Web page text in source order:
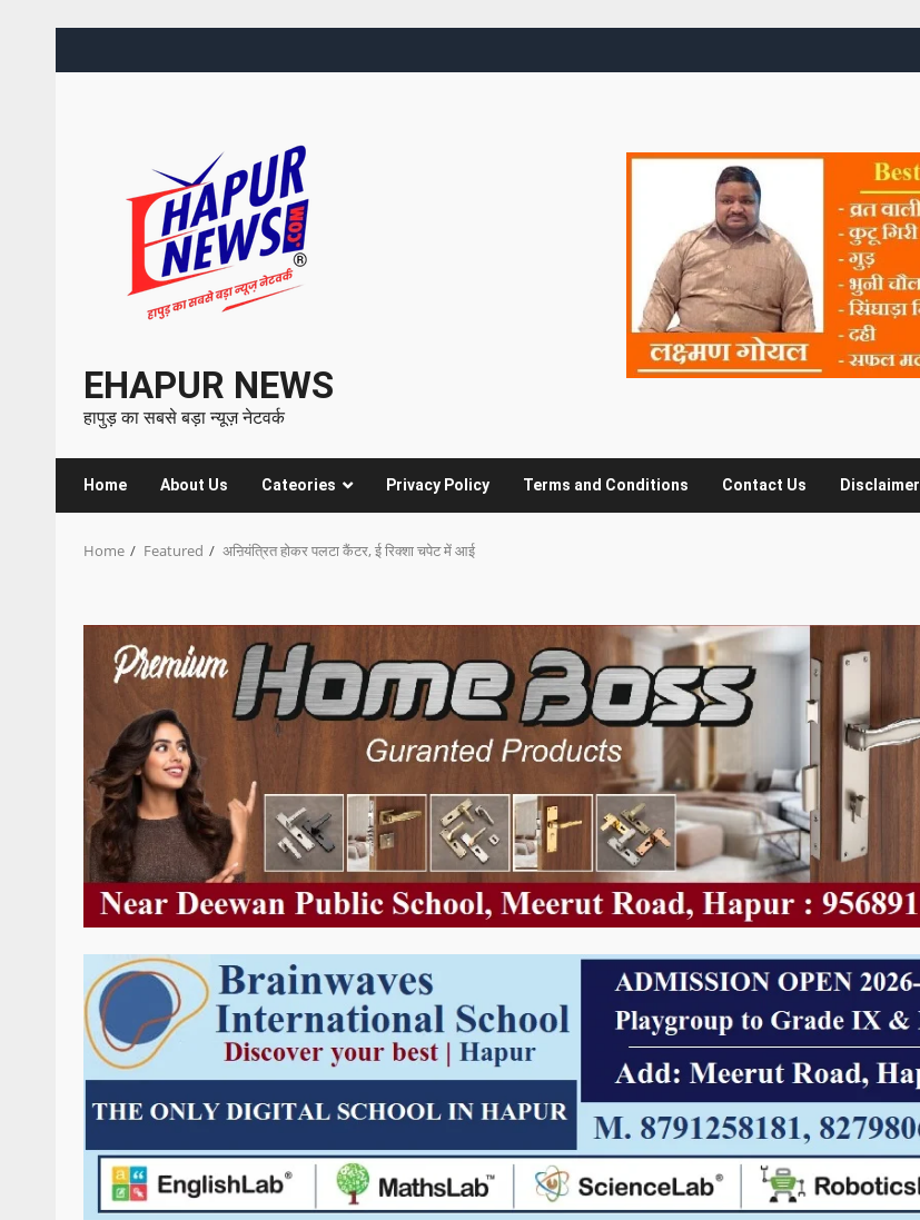
EHAPUR NEWS
हापुड़ का सबसे बड़ा न्यूज़ नेटवर्क
Home About Us Cateories Privacy Policy Terms and Conditions Contact Us Disclaimer
Home Featured अऩियंत्रित होकर पलटा कैंटर, ई रिक्शा चपेट में आई